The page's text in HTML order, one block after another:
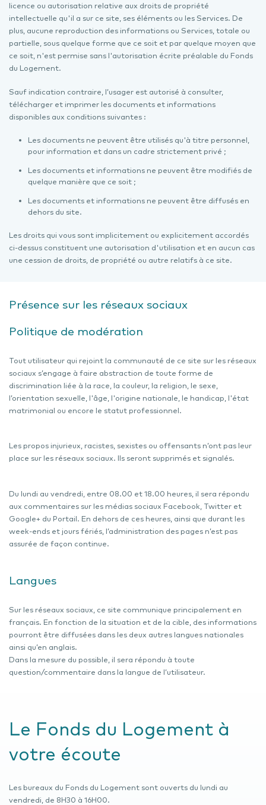
licence ou autorisation relative aux droits de propriété
intellectuelle qu'il a sur ce site, ses éléments ou les Services. De
plus, aucune reproduction des informations ou Services, totale ou
partielle, sous quelque forme que ce soit et par quelque moyen que
ce soit, n'est permise sans l'autorisation écrite préalable du Fonds
du Logement.
Sauf indication contraire, l’usager est autorisé à consulter,
télécharger et imprimer les documents et informations
disponibles aux conditions suivantes :
Les documents ne peuvent être utilisés qu'à titre personnel,
pour information et dans un cadre strictement privé ;
Les documents et informations ne peuvent être modifiés de
quelque manière que ce soit ;
Les documents et informations ne peuvent être diffusés en
dehors du site.
Les droits qui vous sont implicitement ou explicitement accordés
ci-dessus constituent une autorisation d'utilisation et en aucun cas
une cession de droits, de propriété ou autre relatifs à ce site.
Présence sur les réseaux sociaux
Politique de modération
Tout utilisateur qui rejoint la communauté de ce site sur les réseaux
sociaux s’engage à faire abstraction de toute forme de
discrimination liée à la race, la couleur, la religion, le sexe,
l’orientation sexuelle, l'âge, l'origine nationale, le handicap, l'état
matrimonial ou encore le statut professionnel.
Les propos injurieux, racistes, sexistes ou offensants n’ont pas leur
place sur les réseaux sociaux. Ils seront supprimés et signalés.
Du lundi au vendredi, entre 08.00 et 18.00 heures, il sera répondu
aux commentaires sur les médias sociaux Facebook, Twitter et
Google+ du Portail. En dehors de ces heures, ainsi que durant les
week-ends et jours fériés, l’administration des pages n’est pas
assurée de façon continue.
Langues
Sur les réseaux sociaux, ce site communique principalement en
français. En fonction de la situation et de la cible, des informations
pourront être diffusées dans les deux autres langues nationales
ainsi qu’en anglais.
Dans la mesure du possible, il sera répondu à toute
question/commentaire dans la langue de l’utilisateur.
Le Fonds du Logement à
votre écoute
Les bureaux du Fonds du Logement sont ouverts du lundi au
vendredi, de 8H30 à 16H00.